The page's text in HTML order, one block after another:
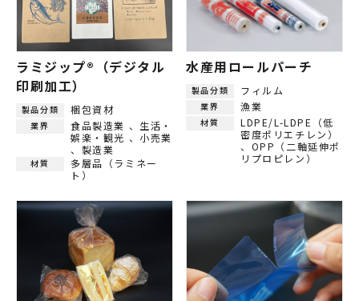
ラミジップ®（デジタル
印刷加工）
製品分類 梱包資材
業界 食品製造業
生活・
娯楽・観光
小売業
製造業
材質
多層品（ラミネー
ト）
水産用ロールパーチ
製品分類 フィルム
業界 漁業
材質
LDPE/L-LDPE（低
密度ポリエチレン）
OPP（二軸延伸ポ
リプロピレン）